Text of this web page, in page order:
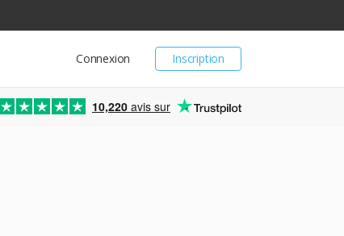
Inscription
Connexion
10,220 avis sur